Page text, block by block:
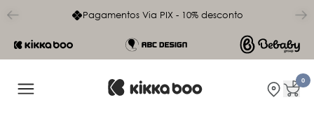
Pagamentos Via PIX - 10% desconto
0